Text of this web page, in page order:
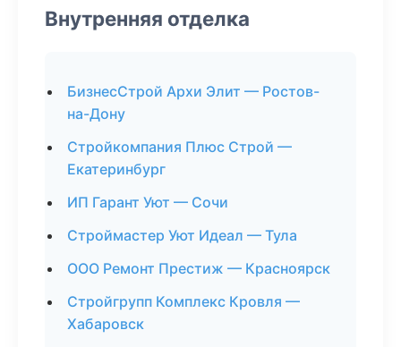
Внутренняя отделка
БизнесСтрой Архи Элит — Ростов-
на-Дону
Стройкомпания Плюс Строй —
Екатеринбург
ИП Гарант Уют — Сочи
Строймастер Уют Идеал — Тула
ООО Ремонт Престиж — Красноярск
Стройгрупп Комплекс Кровля —
Хабаровск